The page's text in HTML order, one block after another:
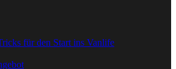
für den Start ins Vanlife